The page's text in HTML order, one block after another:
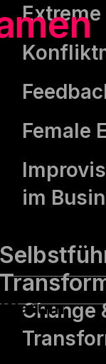
Female
im
Change